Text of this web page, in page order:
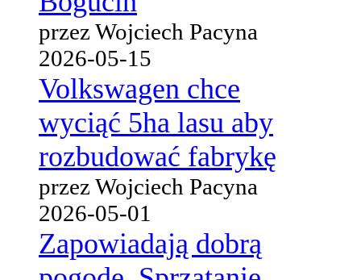
przez Wojciech Pacyna
2026-05-15
Volkswagen chce
wyciąć 5ha lasu aby
rozbudować fabrykę
przez Wojciech Pacyna
2026-05-01
Zapowiadają dobrą